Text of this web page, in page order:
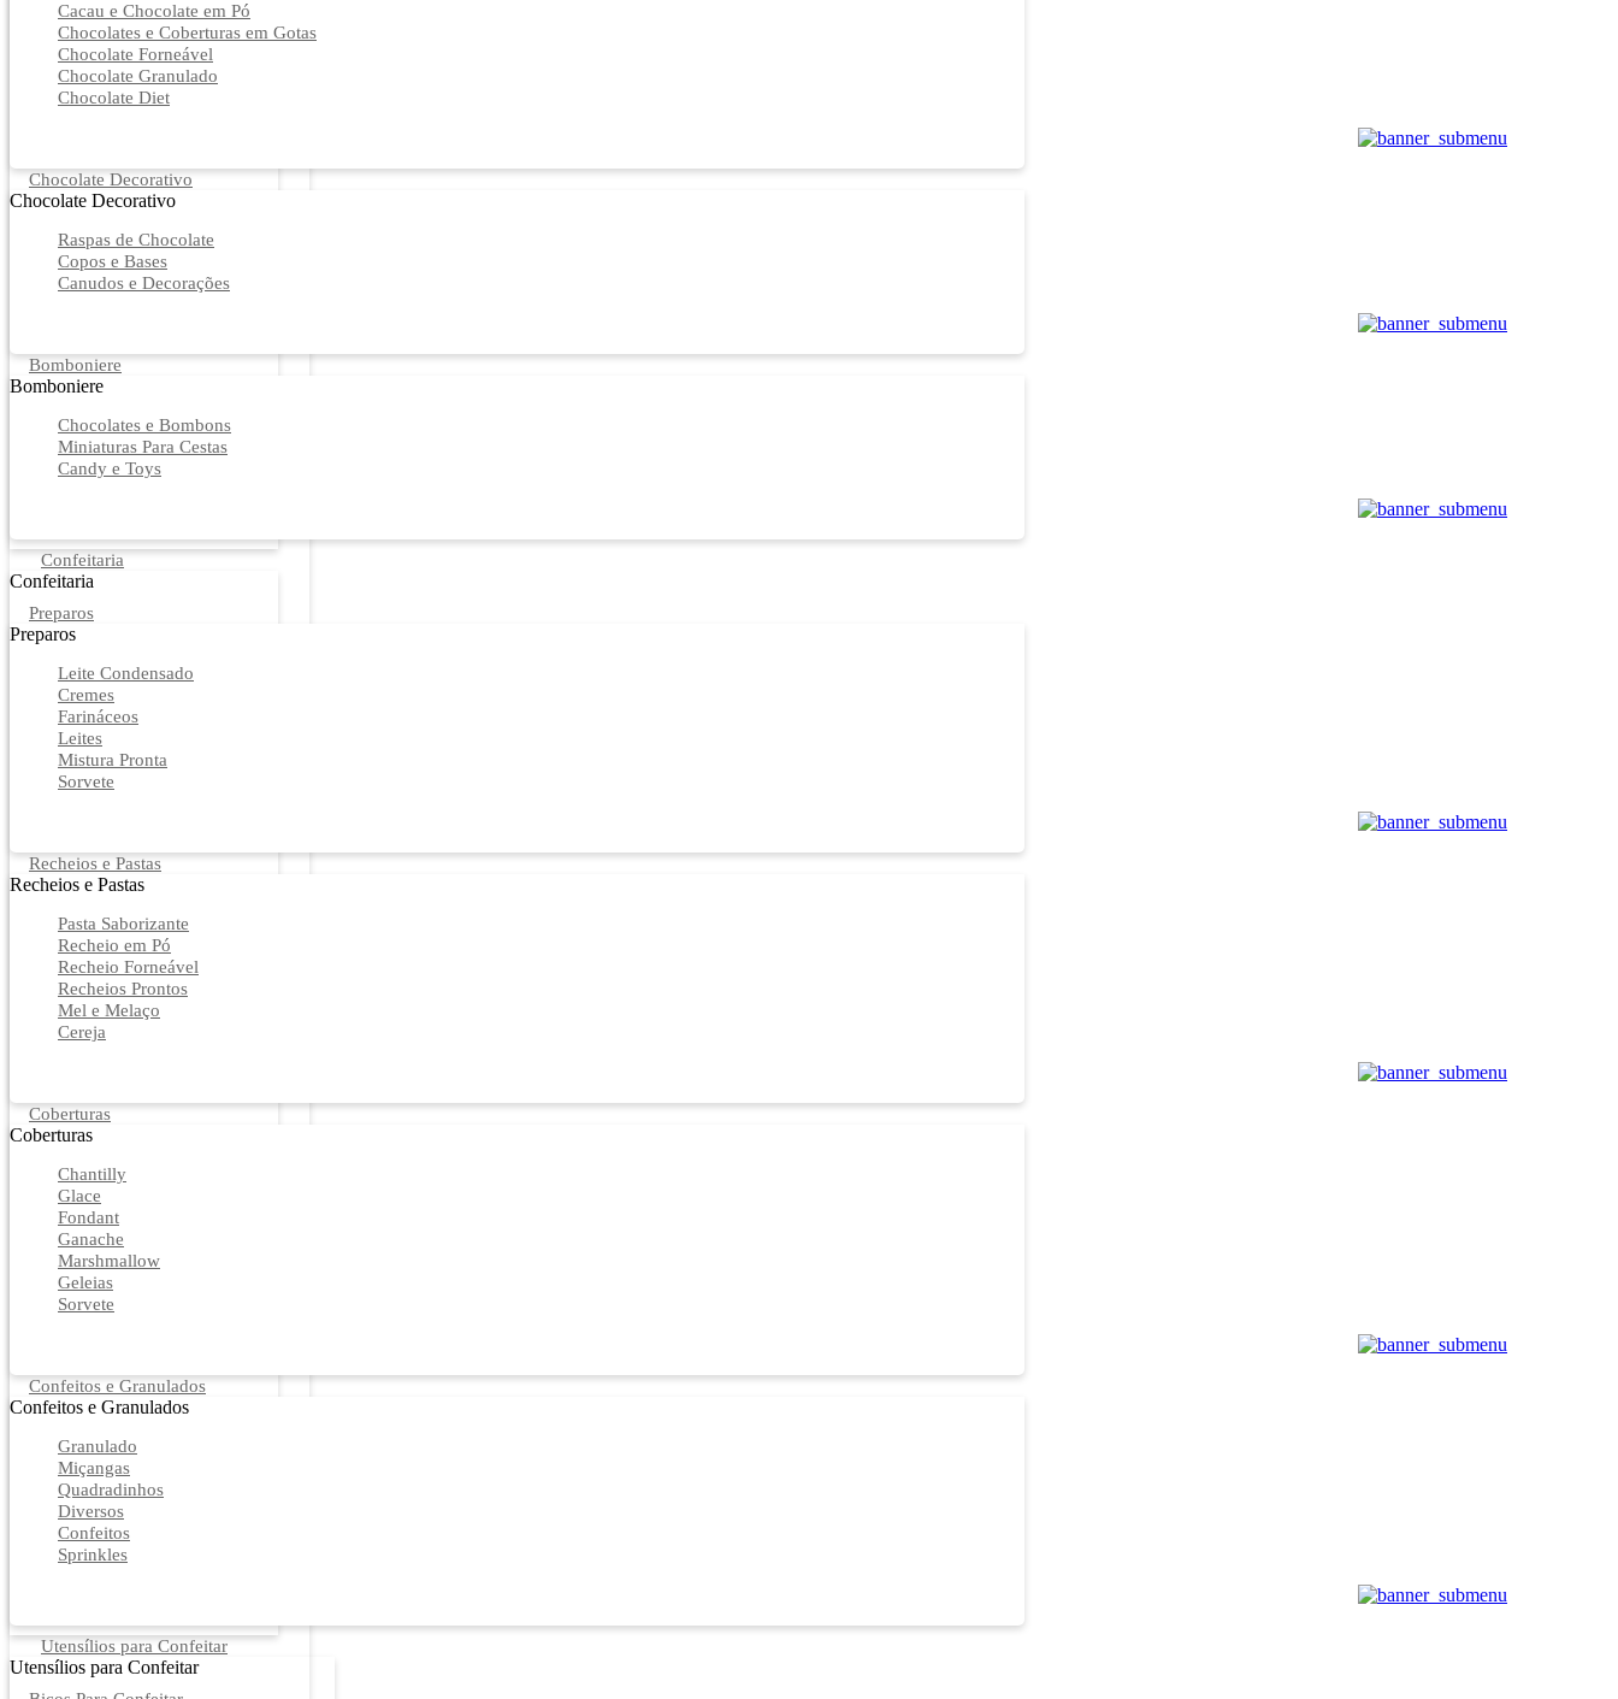
Cacau e Chocolate em Pó
Chocolates e Coberturas em Gotas
Chocolate Forneável
Chocolate Granulado
Chocolate Diet
Chocolate Decorativo
Chocolate Decorativo
Raspas de Chocolate
Copos e Bases
Canudos e Decorações
Bomboniere
Bomboniere
Chocolates e Bombons
Miniaturas Para Cestas
Candy e Toys
Confeitaria
Confeitaria
Preparos
Preparos
Leite Condensado
Cremes
Farináceos
Leites
Mistura Pronta
Sorvete
Recheios e Pastas
Recheios e Pastas
Pasta Saborizante
Recheio em Pó
Recheio Forneável
Recheios Prontos
Mel e Melaço
Cereja
Coberturas
Coberturas
Chantilly
Glace
Fondant
Ganache
Marshmallow
Geleias
Sorvete
Confeitos e Granulados
Confeitos e Granulados
Granulado
Miçangas
Quadradinhos
Diversos
Confeitos
Sprinkles
Utensílios para Confeitar
Utensílios para Confeitar